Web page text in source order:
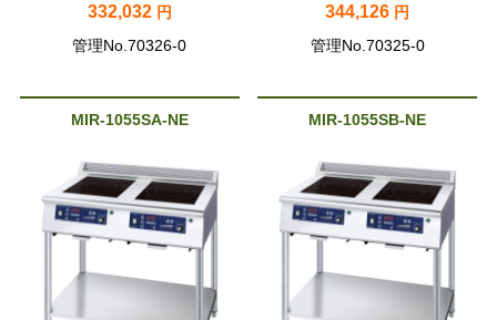
332,032 円
管理No.70326-0
344,126 円
管理No.70325-0
MIR-1055SA-NE MIR-1055SB-NE